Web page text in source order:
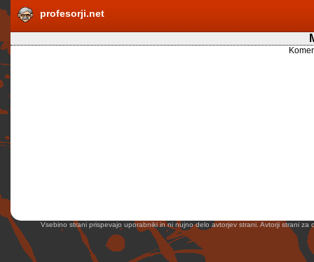
profesorji.net
Vsebino strani prispevajo uporabniki in ni nujno delo avtorjev strani. Avtorji strani